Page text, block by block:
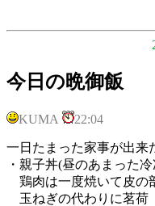
今日の晩御飯
KUMA 22:04
一日たまった家事が出来
・親子丼(昼のあまった
鶏肉は一度焼いて皮の
玉ねぎの代わりに茗荷